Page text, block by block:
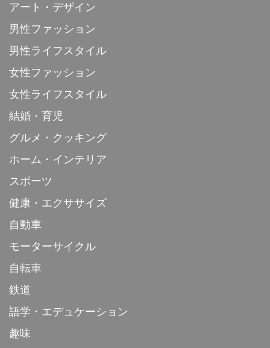
アート・デザイン
男性ファッション
男性ライフスタイル
女性ファッション
女性ライフスタイル
結婚・育児
グルメ・クッキング
ホーム・インテリア
スポーツ
健康・エクササイズ
自動車
モーターサイクル
自転車
鉄道
語学・エデュケーション
趣味